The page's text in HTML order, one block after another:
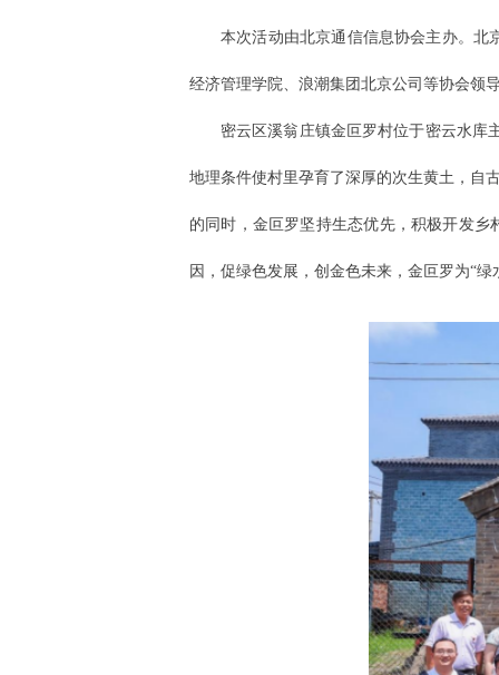
本次活动由北京通信信息协会主办。北
经济管理学院、浪潮集团北京公司等协会领
密云区溪翁庄镇金叵罗村位于密云水库
地理条件使村里孕育了深厚的次生黄土，自
的同时，金叵罗坚持生态优先，积极开发
因，促绿色发展，创金色未来，金叵罗为“